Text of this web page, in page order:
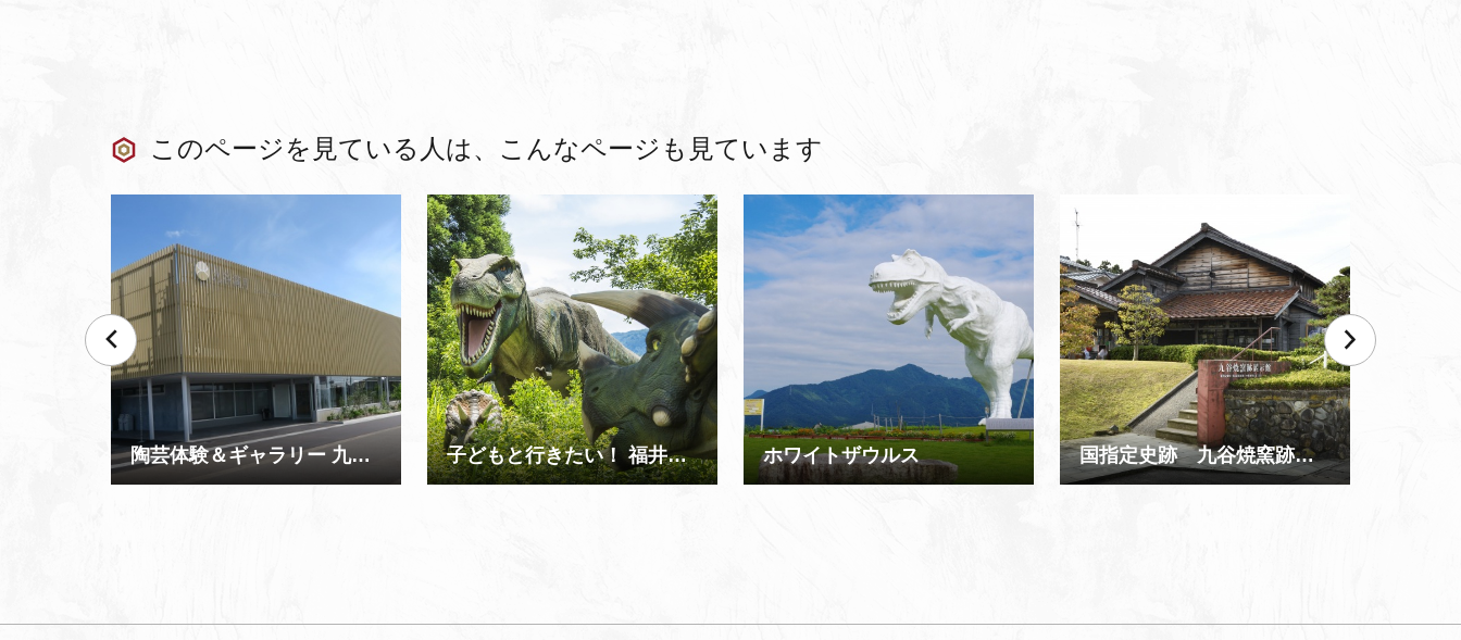
このページを見ている人は、 こんなページも見ています
陶芸体験＆ギャラリー 九谷満月 子どもと行きたい！ 福井・金沢の旅【2泊3日コース】 ホワイトザウルス 国指定史跡 九谷焼窯跡展示館